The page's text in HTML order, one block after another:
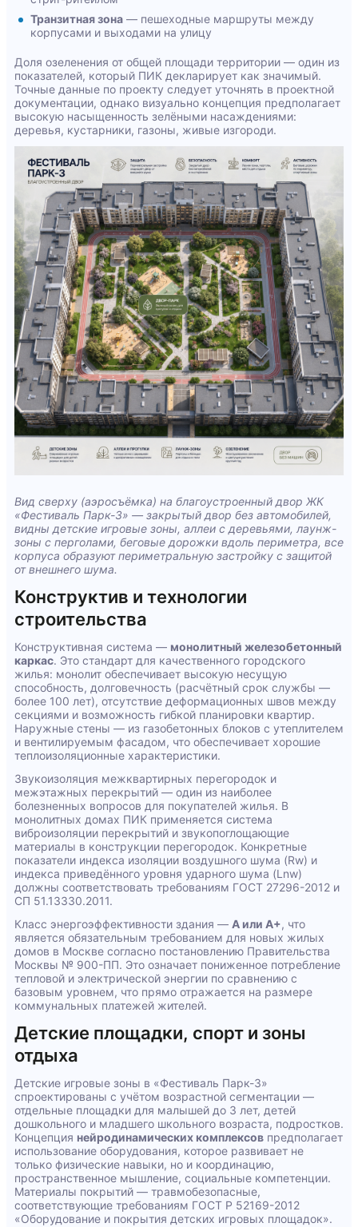
Транзитная зона — пешеходные маршруты между
корпусами и выходами на улицу
Доля озеленения от общей площади территории — один из
показателей, который ПИК декларирует как значимый.
Точные данные по проекту следует уточнять в проектной
документации, однако визуально концепция предполагает
высокую насыщенность зелёными насаждениями:
деревья, кустарники, газоны, живые изгороди.
Вид сверху (аэросъёмка) на благоустроенный двор ЖК
«Фестиваль Парк-3» — закрытый двор без автомобилей,
видны детские игровые зоны, аллеи с деревьями, лаунж-
зоны с перголами, беговые дорожки вдоль периметра, все
корпуса образуют периметральную застройку с защитой
от внешнего шума.
Конструктив и технологии
строительства
Конструктивная система — монолитный железобетонный
каркас. Это стандарт для качественного городского
жилья: монолит обеспечивает высокую несущую
способность, долговечность (расчётный срок службы —
более 100 лет), отсутствие деформационных швов между
секциями и возможность гибкой планировки квартир.
Наружные стены — из газобетонных блоков с утеплителем
и вентилируемым фасадом, что обеспечивает хорошие
теплоизоляционные характеристики.
Звукоизоляция межквартирных перегородок и
межэтажных перекрытий — один из наиболее
болезненных вопросов для покупателей жилья. В
монолитных домах ПИК применяется система
виброизоляции перекрытий и звукопоглощающие
материалы в конструкции перегородок. Конкретные
показатели индекса изоляции воздушного шума (Rw) и
индекса приведённого уровня ударного шума (Lnw)
должны соответствовать требованиям ГОСТ 27296-2012 и
СП 51.13330.2011.
Класс энергоэффективности здания — A или A+, что
является обязательным требованием для новых жилых
домов в Москве согласно постановлению Правительства
Москвы № 900-ПП. Это означает пониженное потребление
тепловой и электрической энергии по сравнению с
базовым уровнем, что прямо отражается на размере
коммунальных платежей жителей.
Детские площадки, спорт и зоны
отдыха
Детские игровые зоны в «Фестиваль Парк-3»
спроектированы с учётом возрастной сегментации —
отдельные площадки для малышей до 3 лет, детей
дошкольного и младшего школьного возраста, подростков.
Концепция нейродинамических комплексов предполагает
использование оборудования, которое развивает не
только физические навыки, но и координацию,
пространственное мышление, социальные компетенции.
Материалы покрытий — травмобезопасные,
соответствующие требованиям ГОСТ Р 52169-2012
«Оборудование и покрытия детских игровых площадок».